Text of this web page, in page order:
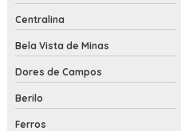
Centralina
Bela Vista de Minas
Dores de Campos
Berilo
Ferros